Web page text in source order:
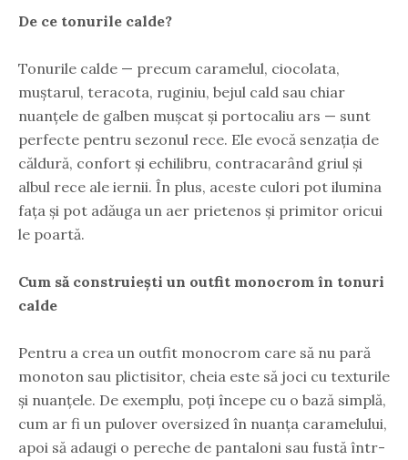
De ce tonurile calde?
Tonurile calde — precum caramelul, ciocolata,
muștarul, teracota, ruginiu, bejul cald sau chiar
nuanțele de galben mușcat și portocaliu ars — sunt
perfecte pentru sezonul rece. Ele evocă senzația de
căldură, confort și echilibru, contracarând griul și
albul rece ale iernii. În plus, aceste culori pot ilumina
fața și pot adăuga un aer prietenos și primitor oricui
le poartă.
Cum să construiești un outfit monocrom în tonuri
calde
Pentru a crea un outfit monocrom care să nu pară
monoton sau plictisitor, cheia este să joci cu texturile
și nuanțele. De exemplu, poți începe cu o bază simplă,
cum ar fi un pulover oversized în nuanța caramelului,
apoi să adaugi o pereche de pantaloni sau fustă într-